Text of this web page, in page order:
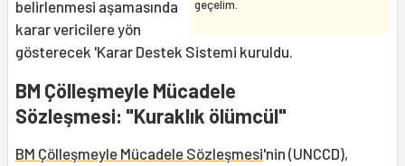
geçelim.
belirlenmesi aşamasında
karar vericilere yön
gösterecek 'Karar Destek Sistemi kuruldu.
BM Çölleşmeyle Mücadele
Sözleşmesi: "Kuraklık ölümcül"
BM Çölleşmeyle Mücadele Sözleşmesi'nin (UNCCD),